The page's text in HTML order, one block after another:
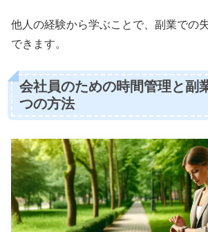
他人の経験から学ぶことで、副業での
できます。
会社員のための時間管理と副
つの方法